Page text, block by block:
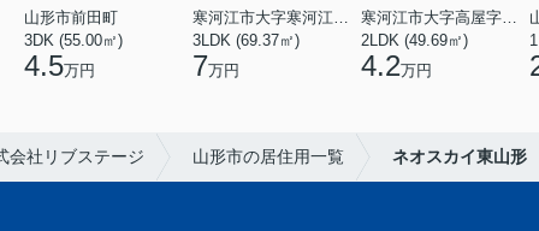
山形市前田町
3DK (55.00㎡)
4.5万円
寒河江市大字寒河江字鶴田
3LDK (69.37㎡)
7万円
寒河江市大字高屋字西浦
2LDK (49.69㎡)
4.2万円
会社リブステージ 山形市の居住用一覧 ネオスカイ東山形